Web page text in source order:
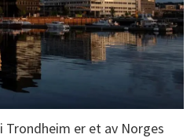
er et av Norges